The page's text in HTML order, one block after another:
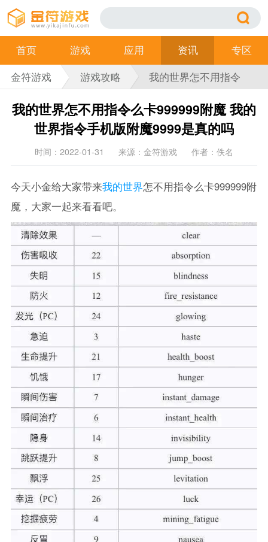
首页 游戏 应用 资讯
专区
金符游戏
游戏攻略
我的世界怎不用指令
么卡999999附魔
我的世界怎不用指令么卡999999附魔 我的
世界指令手机版附魔9999是真的吗
时间：2022-01-31 来源：金符游戏 作者：佚名
今天小金给大家带来我的世界怎不用指令么卡999999附
魔，大家一起来看看吧。